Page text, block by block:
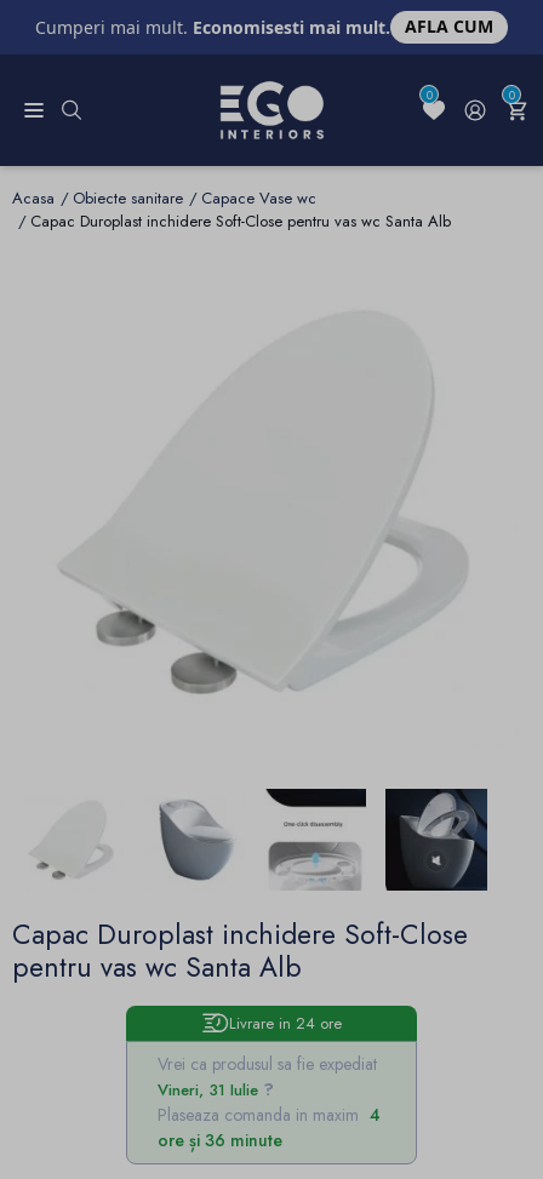
Cumperi mai mult. Economisesti mai mult. AFLA CUM
0 0
Acasa Obiecte sanitare
Capace Vase wc
Capac Duroplast inchidere Soft-Close pentru vas wc Santa Alb
Capac Duroplast inchidere Soft-Close
pentru vas wc Santa Alb
Livrare in 24 ore
Vrei ca produsul sa fie expediat
Vineri, 31 Iulie
Plaseaza comanda in maxim 4
ore și 36 minute